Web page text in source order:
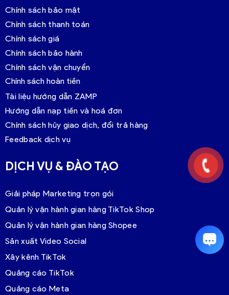
Chính sách bảo mật
Chính sách thanh toán
Chính sách giá
Chính sách bảo hành
Chính sách vận chuyển
Chính sách hoàn tiền
Tài liệu hướng dẫn ZAMP
Hướng dẫn nạp tiền và hoá đơn
Chính sách hủy giao dịch, đổi trả hàng
Feedback dịch vụ
DỊCH VỤ & ĐÀO TẠO
Giải pháp Marketing trọn gói
Quản lý vận hành gian hàng TikTok Shop
Quản lý vận hành gian hàng Shopee
Sản xuất Video Social
Xây kênh TikTok
Quảng cáo TikTok
Quảng cáo Meta